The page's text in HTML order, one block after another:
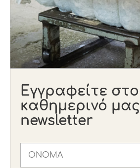
Εγγραφείτε στο
καθημερινό μας
newsletter